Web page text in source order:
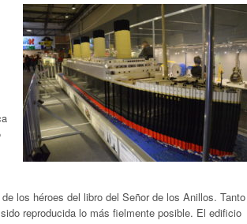
los héroes del libro del Señor de los Anillos.
reproducida lo más fielmente posible. El edificio